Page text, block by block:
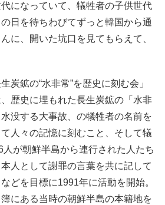
になっていて、犠牲者の子供世代
日を待ちわびてずっと韓国から通
に、開いた坑口を見てもらえて、
炭鉱の“水非常”を歴史に刻む会」
、歴史に埋もれた長生炭鉱の「水非
没する大事故、の犠牲者の名前を
人々の記憶に刻むこと、そして犠
が朝鮮半島から連行された人たち
人として謝罪の言葉を共に記して
どを目標に1991年に活動を開始。
にある当時の朝鮮半島の本籍地を